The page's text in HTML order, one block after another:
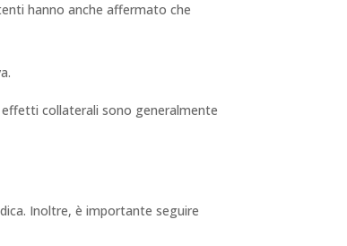
hanno anche affermato che
collaterali sono generalmente
Inoltre, è importante seguire